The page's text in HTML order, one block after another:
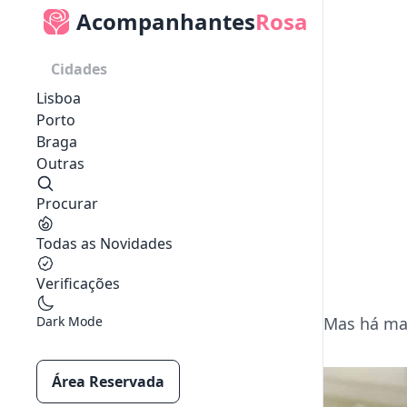
AcompanhantesRosa
Cidades
Lisboa
Porto
Braga
Outras
Procurar
Todas as Novidades
Verificações
Dark Mode
Área Reservada
Mas há